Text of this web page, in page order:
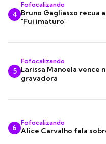
4
Fofocalizando
Bruno Gagliasso recua
"Fui imaturo"
5
Fofocalizando
Larissa Manoela vence
gravadora
6
Fofocalizando
Alice Carvalho fala